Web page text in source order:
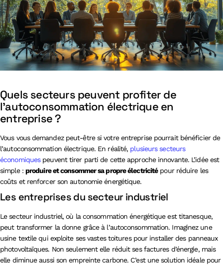
Quels secteurs peuvent profiter de
l’autoconsommation électrique en
entreprise ?
Vous vous demandez peut-être si votre entreprise pourrait bénéficier de
l’autoconsommation électrique. En réalité, plusieurs secteurs
économiquespeuvent tirer parti de cette approche innovante. L’idée est
simple : produire et consommer sa propre électricitépour réduire les
coûts et renforcer son autonomie énergétique.
Les entreprises du secteur industriel
Le secteur industriel, où la consommation énergétique est titanesque,
peut transformer la donne grâce à l’autoconsommation. Imaginez une
usine textile qui exploite ses vastes toitures pour installer des panneaux
photovoltaïques. Non seulement elle réduit ses factures d’énergie, mais
elle diminue aussi son empreinte carbone. C’est une solution idéale pour